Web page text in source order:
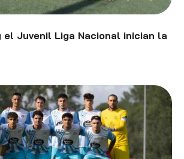
el Juvenil Liga Nacional inician la